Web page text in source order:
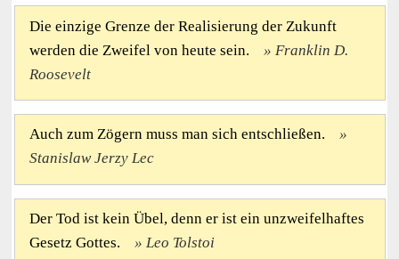
Die einzige Grenze der Realisierung der Zukunft
werden die Zweifel von heute sein.
Franklin D.
Roosevelt
Auch zum Zögern muss man sich entschließen.
Stanislaw Jerzy Lec
Der Tod ist kein Übel, denn er ist ein unzweifelhaftes
Gesetz Gottes.
Leo Tolstoi